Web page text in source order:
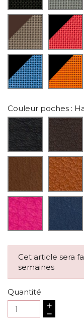
Couleur poches :
Cet article sera
semaines
Quantité